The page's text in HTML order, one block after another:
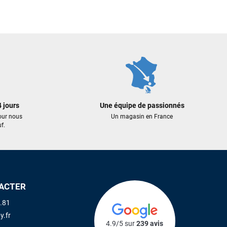
jours
nous
Une équipe de passionnés
Un magasin en France
4.9/5 sur239 avis